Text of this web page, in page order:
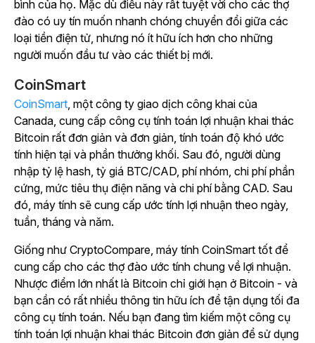
bình của họ. Mặc dù điều này rất tuyệt vời cho các thợ
đào có uy tín muốn nhanh chóng chuyển đổi giữa các
loại tiền điện tử, nhưng nó ít hữu ích hơn cho những
người muốn đầu tư vào các thiết bị mới.
CoinSmart
CoinSmart, một công ty giao dịch công khai của
Canada, cung cấp công cụ tính toán lợi nhuận khai thác
Bitcoin rất đơn giản và đơn giản, tính toán độ khó ước
tính hiện tại và phần thưởng khối. Sau đó, người dùng
nhập tỷ lệ hash, tỷ giá BTC/CAD, phí nhóm, chi phí phần
cứng, mức tiêu thụ điện năng và chi phí bằng CAD. Sau
đó, máy tính sẽ cung cấp ước tính lợi nhuận theo ngày,
tuần, tháng và năm.
Giống như CryptoCompare, máy tính CoinSmart tốt để
cung cấp cho các thợ đào ước tính chung về lợi nhuận.
Nhược điểm lớn nhất là Bitcoin chỉ giới hạn ở Bitcoin - và
bạn cần có rất nhiều thông tin hữu ích để tận dụng tối đa
công cụ tính toán. Nếu bạn đang tìm kiếm một công cụ
tính toán lợi nhuận khai thác Bitcoin đơn giản để sử dụng